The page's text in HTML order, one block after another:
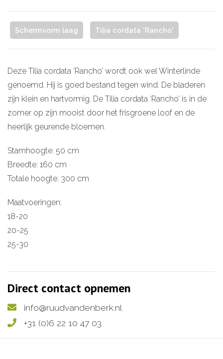
Schermvorm laag Tilia cordata 'Rancho'
Deze Tilia cordata ‘Rancho’ wordt ook wel Winterlinde
genoemd. Hij is goed bestand tegen wind. De bladeren
zijn klein en hartvormig. De Tilia cordata ‘Rancho’ is in de
zomer op zijn mooist door het frisgroene loof en de
heerlijk geurende bloemen.
Stamhoogte: 50 cm
Breedte: 160 cm
Totale hoogte: 300 cm
Maatvoeringen:
18-20
20-25
25-30
Direct contact opnemen
info@ruudvandenberk.nl
+31 (0)6 22 10 47 03